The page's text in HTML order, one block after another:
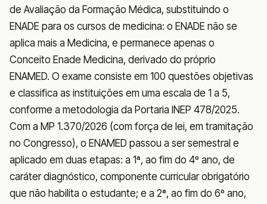
de Avaliação da Formação Médica, substituindo o
ENADE para os cursos de medicina: o ENADE não se
aplica mais a Medicina, e permanece apenas o
Conceito Enade Medicina, derivado do próprio
ENAMED. O exame consiste em 100 questões objetivas
e classifica as instituições em uma escala de 1 a 5,
conforme a metodologia da Portaria INEP 478/2025.
Com a MP 1.370/2026 (com força de lei, em tramitação
no Congresso), o ENAMED passou a ser semestral e
aplicado em duas etapas: a 1ª, ao fim do 4º ano, de
caráter diagnóstico, componente curricular obrigatório
que não habilita o estudante; e a 2ª, ao fim do 6º ano,